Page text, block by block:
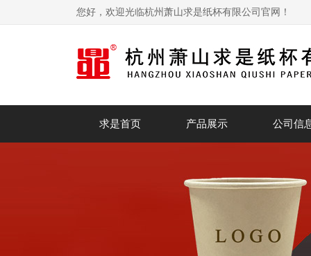
您好，欢迎光临杭州萧山求是纸杯有限公司官网！
求是首页 产品展示 公司信